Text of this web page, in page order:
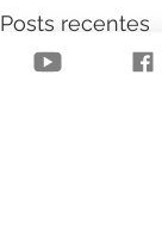
Posts recentes